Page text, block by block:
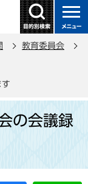
教育委員会
の会議録